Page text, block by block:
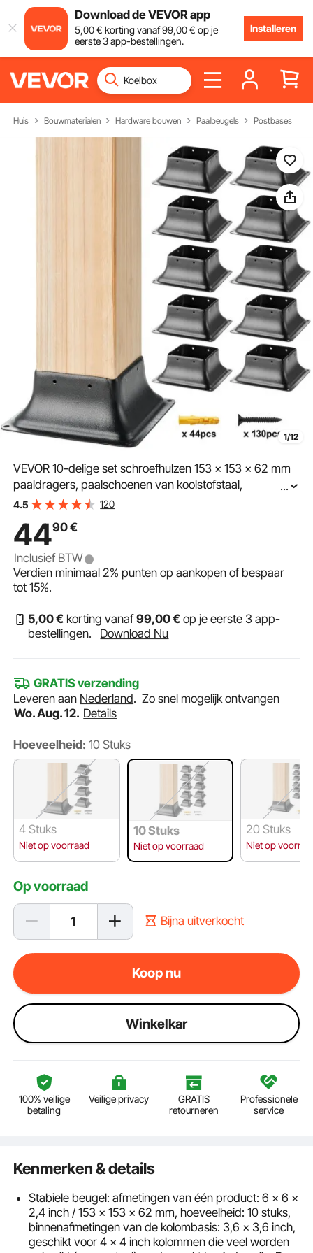
Download de VEVOR app
5,00€ korting vanaf99,00€ op je
eerste 3 app-bestellingen.
Installeren
Huis Bouwmaterialen Hardware bouwen Paalbeugels Postbases
1/12
VEVOR 10-delige set schroefhulzen 153 x 153 x 62 mm
paaldragers, paalschoenen van koolstofstaal,
paalkussens, grondhulzen, steunvoeten, ideaal voor
...
4.5 120
4490€
Inclusief BTW
Verdien minimaal2% punten op aankopen of bespaar
tot15%.
5,00€ korting vanaf99,00€ op je eerste 3 app-
bestellingen.
Download Nu
GRATIS verzending
Leveren aan Nederland.Zo snel mogelijk ontvangen
Wo. Aug. 12. Details
Hoeveelheid: 10 Stuks
4 Stuks
Niet op voorraad
10 Stuks
Niet op voorraad
20 Stuks
Niet op
Op voorraad
Bijna uitverkocht
Koop nu
Winkelkar
100% veilige
betaling
Veilige privacy
GRATIS
retourneren
Professionele
service
Kenmerken & details
Stabiele beugel: afmetingen van één product: 6 x 6 x
2,4 inch / 153 x 153 x 62 mm, hoeveelheid: 10 stuks,
binnenafmetingen van de kolombasis: 3,6 x 3,6 inch,
geschikt voor 4 x 4 inch kolommen die veel worden